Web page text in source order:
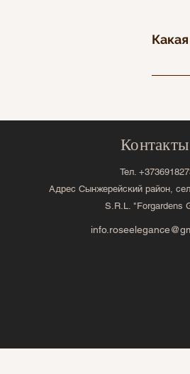
Мы
Контакты
Тел.
Адрес Сынжерейский район,
S.R.L. "Forgardens